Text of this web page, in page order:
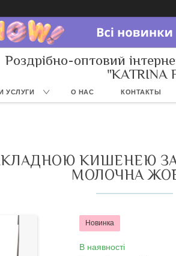
Роздрібно-оптовий
"KATRINA
УСЛУГИ О НАС КОНТАКТЫ
КИШЕНЕЮ
МОЛОЧНА
Новинка
В наявності